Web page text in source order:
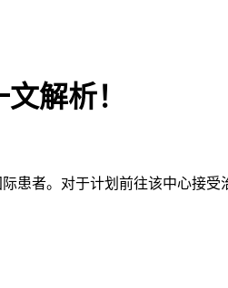
解析！
者。对于计划前往该中心接受